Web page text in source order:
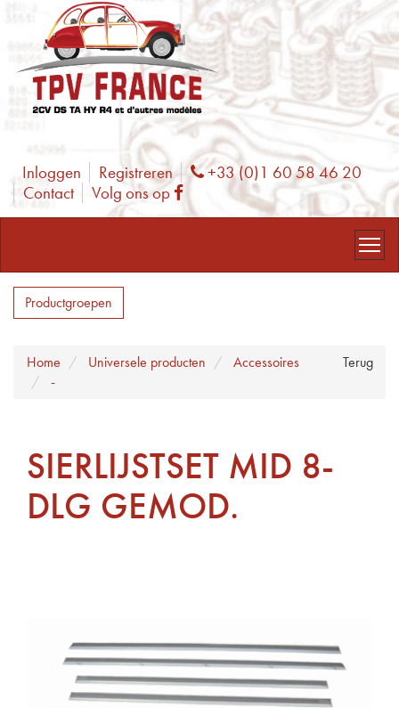
Inloggen Registreren Phone
+33 (0)1 60 58 46 20
Contact
Volg ons op Facebook
Productgroepen
Terug
Home Universele producten
Accessoires
-
SIERLIJSTSET MID 8-
DLG GEMOD.